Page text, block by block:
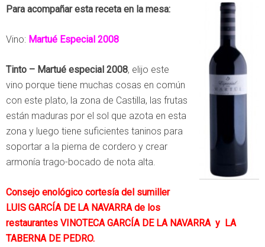
Para acompañar esta receta en la mesa:
Vino: Martué Especial 2008
Tinto – Martué especial 2008, elijo este
vino porque tiene muchas cosas en común
con este plato, la zona de Castilla, las frutas
están maduras por el sol que azota en esta
zona y luego tiene suficientes taninos para
soportar a la pierna de cordero y crear
armonía trago-bocado de nota alta.
Consejo enológico cortesía del sumiller
LUIS GARCÍA DE LA NAVARRA de los
restaurantes VINOTECA GARCÍA DE LA NAVARRA y LA
TABERNA DE PEDRO.